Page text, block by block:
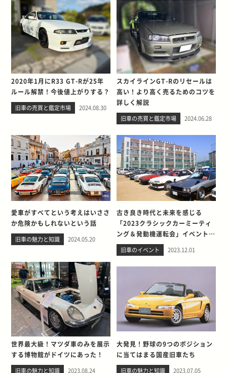
2020年1月にR33 GT-Rが25年
ルール解禁！今後値上がりする？
旧車の売買と鑑定市場 2024.08.30
スカイラインGT-Rのリセールは
高い！より高く売るためのコツを
詳しく解説
旧車の売買と鑑定市場 2024.06.28
愛車がすべてという考えはいささ
か危険かもしれないという話
旧車の魅力と知識 2024.05.20
古き良き時代と未来を感じる
「2023クラシックカーミーティ
ング＆発動機運転会」イベントレ
ポート
旧車のイベント 2023.12.01
世界最大級！マツダ車のみを展示
する博物館がドイツにあった！
旧車の魅力と知識 2023.08.24
大発見！野球の9つのポジション
に当てはまる国産旧車たち
旧車の魅力と知識 2023.07.05